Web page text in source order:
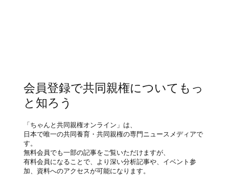
会員登録で共同親権についてもっ
と知ろう
「ちゃんと共同親権オンライン」は、
日本で唯一の共同養育・共同親権の専門ニュースメディアで
す。
無料会員でも一部の記事をご覧いただけますが、
有料会員になることで、より深い分析記事や、イベント参
加、資料へのアクセスが可能になります。